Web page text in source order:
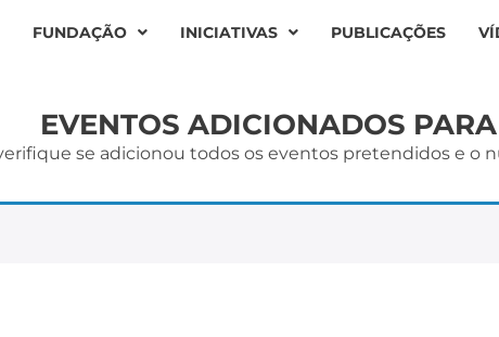
FUNDAÇÃO INICIATIVAS PUBLICAÇÕES
EVENTOS ADICIONADOS
se adicionou todos os eventos pretendidos e